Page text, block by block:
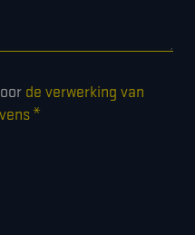
de verwerking van
*